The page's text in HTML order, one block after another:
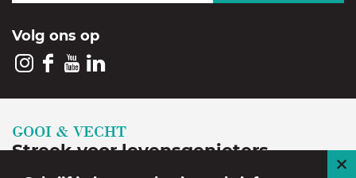
Volg ons op
I
n
t
F
a
e
Y
o
T
L
i
k
GOOI & VECHT
Streek voor levensgenieters